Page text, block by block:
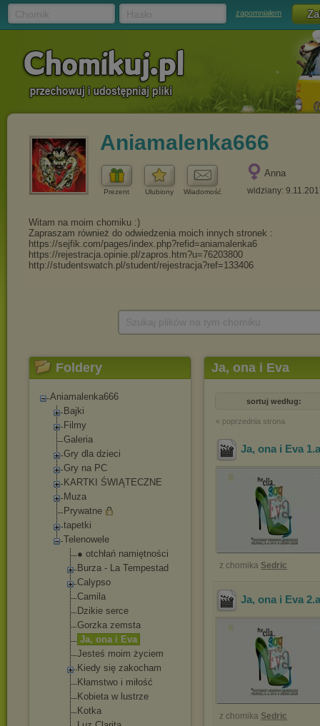
zapomniałem
Aniamalenka666
Prezent Ulubiony Wiadomość
Anna
widziany:
Foldery
Aniamalenka666
Bajki
Filmy
Galeria
Gry dla dzieci
Gry na PC
KARTKI ŚWIĄTECZNE
Muza
Prywatne
tapetki
Telenowele
● otchłań namiętności
Burza - La Tempestad
Calypso
Camila
Dzikie serce
Gorzka zemsta
Ja, ona i Eva
Jesteś moim życiem
Kiedy się zakocham
Kłamstwo i miłość
Kobieta w lustrze
Kotka
Ja, ona i Eva
sortuj według:
« poprzednia strona
Ja, ona i Eva 1
z chomika Sedric
Ja, ona i Eva 2
z chomika Sedric